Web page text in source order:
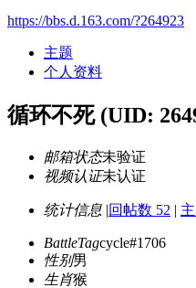
https://bbs.d.163.com/?264923
主题
个人资料
循环不死 (UID:
邮箱状态未验证
视频认证未认证
统计信息 |回帖数 52 |
BattleTagcycle#1706
性别男
生肖猴